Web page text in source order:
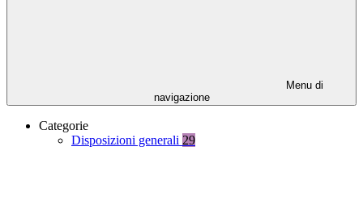
Menu di
navigazione
Categorie
Disposizioni generali 29